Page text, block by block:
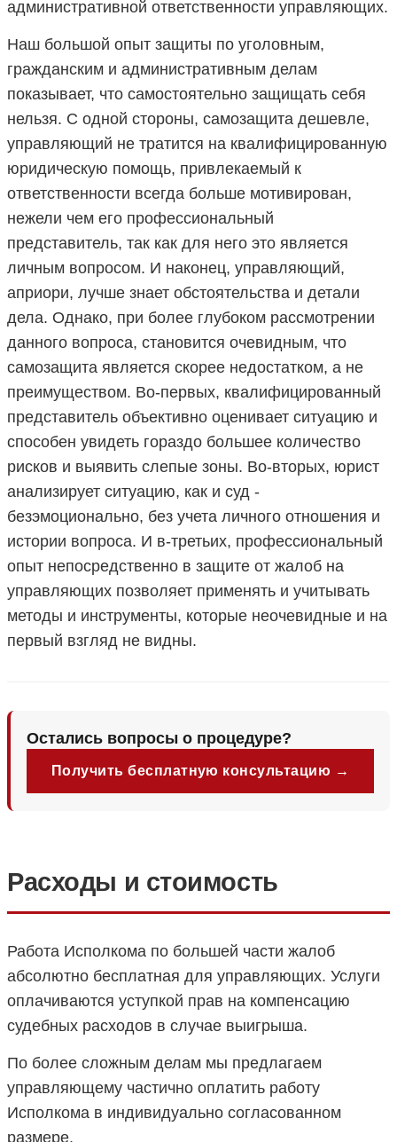
административной ответственности управляющих.
Наш большой опыт защиты по уголовным,
гражданским и административным делам
показывает, что самостоятельно защищать себя
нельзя. С одной стороны, самозащита дешевле,
управляющий не тратится на квалифицированную
юридическую помощь, привлекаемый к
ответственности всегда больше мотивирован,
нежели чем его профессиональный
представитель, так как для него это является
личным вопросом. И наконец, управляющий,
априори, лучше знает обстоятельства и детали
дела. Однако, при более глубоком рассмотрении
данного вопроса, становится очевидным, что
самозащита является скорее недостатком, а не
преимуществом. Во-первых, квалифицированный
представитель объективно оценивает ситуацию и
способен увидеть гораздо большее количество
рисков и выявить слепые зоны. Во-вторых, юрист
анализирует ситуацию, как и суд -
безэмоционально, без учета личного отношения и
истории вопроса. И в-третьих, профессиональный
опыт непосредственно в защите от жалоб на
управляющих позволяет применять и учитывать
методы и инструменты, которые неочевидные и на
первый взгляд не видны.
Остались вопросы о процедуре?
Получить бесплатную консультацию →
Расходы и стоимость
Работа Исполкома по большей части жалоб
абсолютно бесплатная для управляющих. Услуги
оплачиваются уступкой прав на компенсацию
судебных расходов в случае выигрыша.
По более сложным делам мы предлагаем
управляющему частично оплатить работу
Исполкома в индивидуально согласованном
размере.